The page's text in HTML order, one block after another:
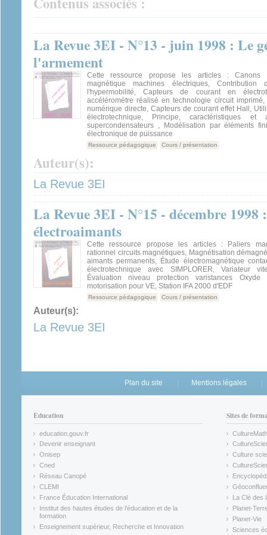
La Revue 3EI - N°13 - juin 1998 : Le
l'armement
Cette ressource propose les articles : Canons
magnétique machines électriques,
l'hypermobilité, Capteurs de courant en
accéléromètre réalisé en technologie circuit
numérique directe, Capteurs de courant effet Hall,
électrotechnique, Principe, caractéristiques et
supercondensateurs , Modélisation par éléments
électronique de puissance
Ressource pédagogique Cours / présentation
Auteur(s):
La Revue 3EI
La Revue 3EI - N°15 - décembre 1998
électroaimants
Cette ressource propose les articles : Paliers
rationnel circuits magnétiques, Magnétisation
aimants permanents, Étude électromagnétique
électrotechnique avec SIMPLORER, Variateur
Évaluation niveau protection varistances
motorisation pour VE, Station IFA 2000 d'EDF
Ressource pédagogique Cours / présentation
Auteur(s):
La Revue 3EI
Plan du site Mentions légales
Éducation
education.gouv.fr
(link is external)
Devenir enseignant
(link is external)
Onisep
(link is external)
Cned
(link is external)
Réseau Canopé
(link is external)
CLEMI
(link is external)
France Éducation International
(link is external)
Institut des hautes études de l'éducation et de la
formation
(link is external)
Enseignement supérieur, Recherche et Innovation
Sites de
CultureMath
(link is
(link is
Culture
(link is
(link is
(link is
La Clé des
(link is
Planet-
(link is
Planet-Vie
(link is
Sciences